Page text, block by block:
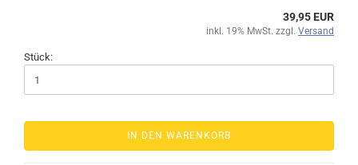
39,95 EUR
inkl. 19% MwSt. zzgl. Versand
Stück:
IN DEN WARENKORB